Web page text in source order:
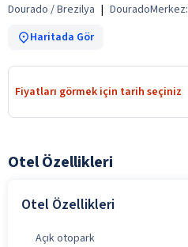
Dourado / Brezilya | DouradoMerkez:
Haritada Gör
Fiyatları görmek için tarih seçiniz
Otel Özellikleri
Otel Özellikleri
Açık otopark